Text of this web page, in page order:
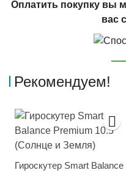
Оплатить покупку вы
вас
Рекомендуем!
Гироскутер Smart Balance